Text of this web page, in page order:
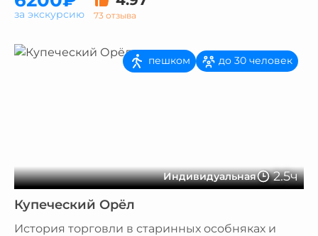
73 отзыва
за экскурсию
Индивидуальная 2.5ч
пешком до 30 человек
Купеческий Орёл
История торговли в старинных особняках и